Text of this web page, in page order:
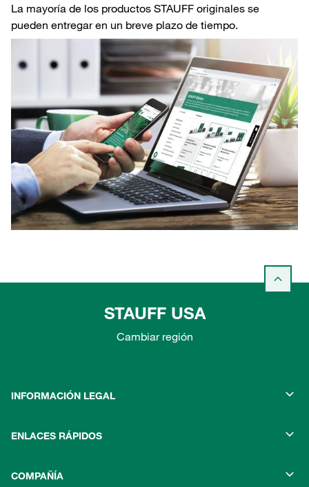
La mayoría de los productos STAUFF originales se
pueden entregar en un breve plazo de tiempo.
STAUFF USA
Cambiar región
INFORMACIÓN LEGAL
ENLACES RÁPIDOS
COMPAÑÍA